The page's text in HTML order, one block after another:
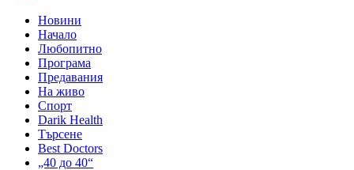
Новини
Начало
Любопитно
Програма
Предавания
На живо
Спорт
Darik Health
Търсене
Best Doctors
„40 до 40“